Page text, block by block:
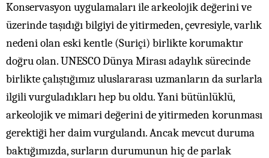
Konservasyon uygulamaları ile arkeolojik değerini ve
üzerinde taşıdığı bilgiyi de yitirmeden, çevresiyle, varlık
nedeni olan eski kentle (Suriçi) birlikte korumaktır
doğru olan. UNESCO Dünya Mirası adaylık sürecinde
birlikte çalıştığımız uluslararası uzmanların da surlarla
ilgili vurguladıkları hep bu oldu. Yani bütünlüklü,
arkeolojik ve mimari değerini de yitirmeden korunması
gerektiği her daim vurgulandı. Ancak mevcut duruma
baktığımızda, surların durumunun hiç de parlak